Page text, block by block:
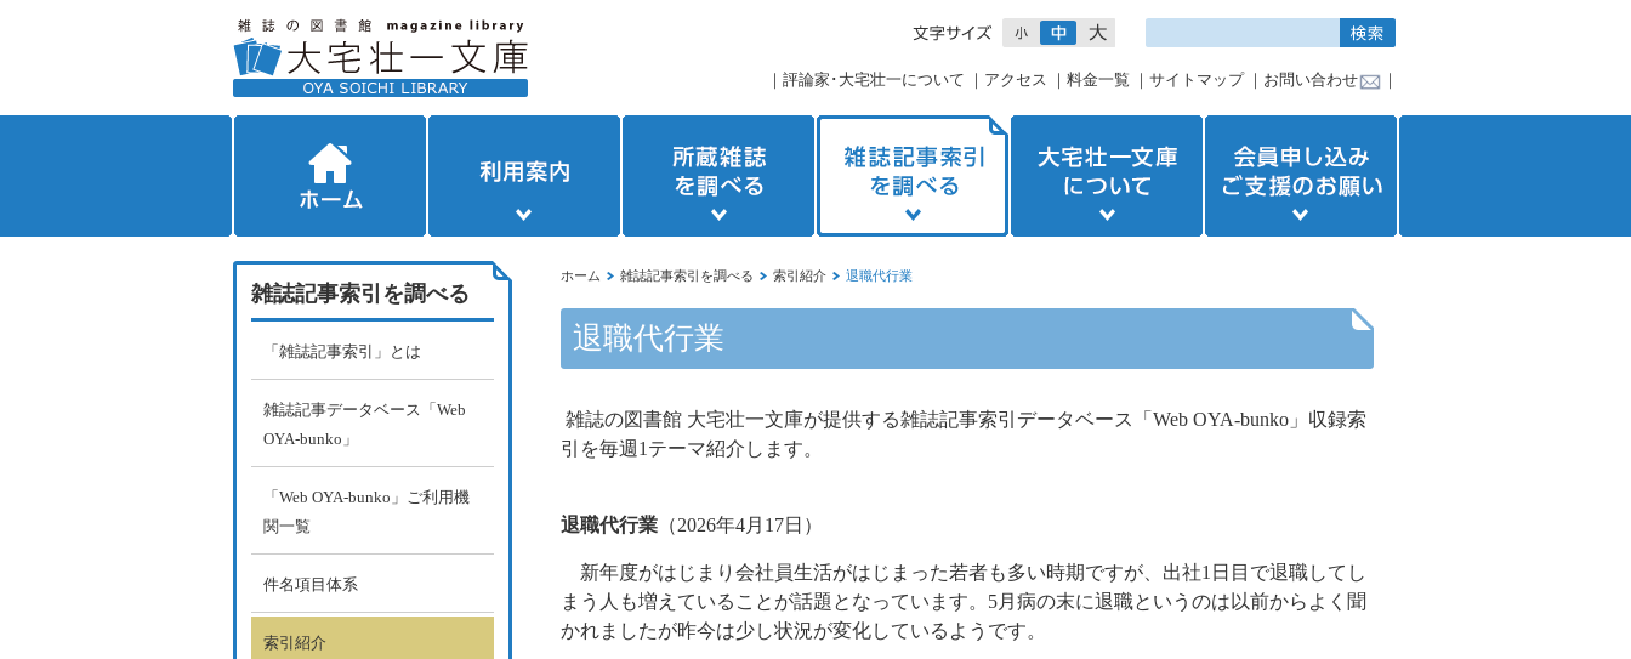
｜ 評論家･大宅壮一について ｜ アクセス ｜ 料金一覧 ｜ サイトマップ｜ お問い合わせ ｜
ホーム 雑誌記事索引を調べる 索引紹介 退職代行業
退職代行業
雑誌の図書館 大宅壮一文庫が提供する雑誌記事索引データベース 「 Web OYA-bunko 」収録索
引を毎週1テーマ紹介します。
退職代行業 （2026年4月 17日）
新年度がはじまり会社員生活がはじまった若者も多い時期ですが、出社1 日目で退職してし
まう人も増えていることが話題となっています。 5月病の末に退職というのは以前からよく聞
かれましたが昨今は少し状況が変化しているようです。
雑誌記事索引を調べる
「雑誌記事索引」とは
雑誌記事データベース「Web
OYA-bunko」
「Web OYA-bunko」ご利用機
関一覧
件名項目体系
索引紹介